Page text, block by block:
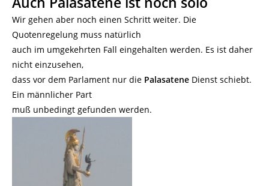
Wir gehen aber noch einen Schritt weiter. Die
Quotenregelung muss natürlich
auch im umgekehrten Fall eingehalten werden. Es ist daher
nicht einzusehen,
dass vor dem Parlament nur die Palasatene Dienst schiebt.
Ein männlicher Part
muß unbedingt gefunden werden.